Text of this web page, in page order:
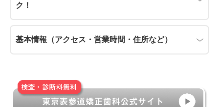
ク！
基本情報（アクセス・営業時間・住所など）